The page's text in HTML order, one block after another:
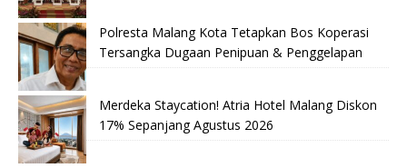
Polresta Malang Kota Tetapkan Bos Koperasi
Tersangka Dugaan Penipuan & Penggelapan
Merdeka Staycation! Atria Hotel Malang Diskon
17% Sepanjang Agustus 2026